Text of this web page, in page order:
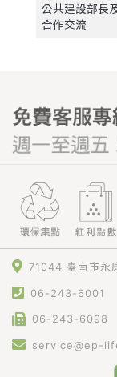
公共建設部長
合作交流
71044 臺南市永
06-243-6001
06-243-6098
service@ep-